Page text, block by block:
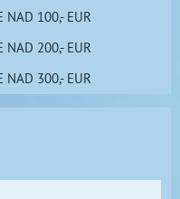
NAD 100,- EUR
NAD 200,- EUR
NAD 300,- EUR